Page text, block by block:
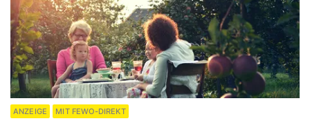
ANZEIGE MIT FEWO-DIREKT